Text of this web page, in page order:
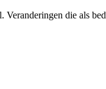
Veranderingen die als